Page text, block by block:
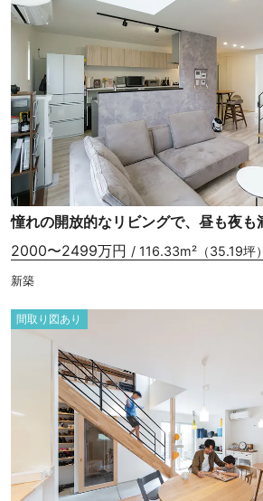
憧れの開放的なリビングで、昼も夜も
2000〜2499万円 / 116.33m²（35.19坪）
新築
間取り図あり